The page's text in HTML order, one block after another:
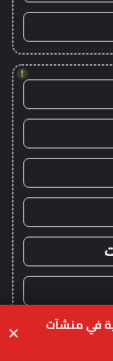
!
طبية في منشآت ×